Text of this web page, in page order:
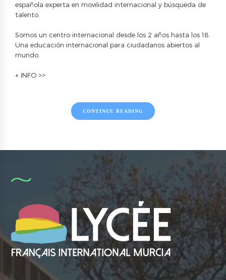
española experta en movilidad internacional y búsqueda de
talento.
Somos un centro internacional desde los 2 años hasta los 18.
Una educación internacional para ciudadanos abiertos al
mundo.
+ INFO >>
CONTINUE READING